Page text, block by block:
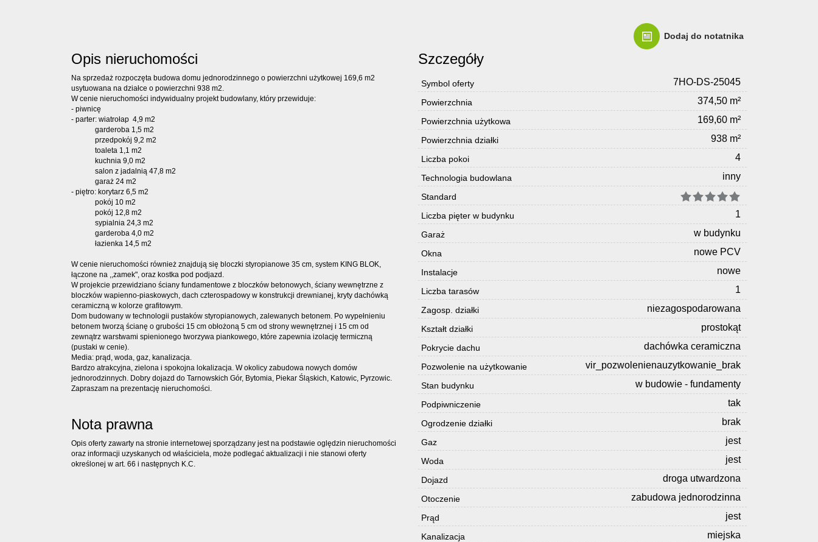
Dodaj do notatnika
Opis nieruchomości
Na sprzedaż rozpoczęta budowa domu jednorodzinnego o powierzchni użytkowej 169,6 m2
usytuowana na działce o powierzchni 938 m2.
W cenie nieruchomości indywidualny projekt budowlany, który przewiduje:
- piwnicę
- parter: wiatrołap 4,9 m2
garderoba 1,5 m2
przedpokój 9,2 m2
toaleta 1,1 m2
kuchnia 9,0 m2
salon z jadalnią 47,8 m2
garaż 24 m2
- piętro: korytarz 6,5 m2
pokój 10 m2
pokój 12,8 m2
sypialnia 24,3 m2
garderoba 4,0 m2
łazienka 14,5 m2
W cenie nieruchomości również znajdują się bloczki styropianowe 35 cm, system KING BLOK,
łączone na ,,zamek", oraz kostka pod podjazd.
W projekcie przewidziano ściany fundamentowe z bloczków betonowych, ściany wewnętrzne z
bloczków wapienno-piaskowych, dach czterospadowy w konstrukcji drewnianej, kryty dachówką
ceramiczną w kolorze grafitowym.
Dom budowany w technologii pustaków styropianowych, zalewanych betonem. Po wypełnieniu
betonem tworzą ścianę o grubości 15 cm obłożoną 5 cm od strony wewnętrznej i 15 cm od
zewnątrz warstwami spienionego tworzywa piankowego, które zapewnia izolację termiczną
(pustaki w cenie).
Media: prąd, woda, gaz, kanalizacja.
Bardzo atrakcyjna, zielona i spokojna lokalizacja. W okolicy zabudowa nowych domów
jednorodzinnych. Dobry dojazd do Tarnowskich Gór, Bytomia, Piekar Śląskich, Katowic, Pyrzowic.
Zapraszam na prezentację nieruchomości.
Nota prawna
Opis oferty zawarty na stronie internetowej sporządzany jest na podstawie oględzin nieruchomości
oraz informacji uzyskanych od właściciela, może podlegać aktualizacji i nie stanowi oferty
określonej w art. 66 i następnych K.C.
Szczegóły
Symbol oferty 7HO-DS-25045
Powierzchnia 374,50 m²
Powierzchnia użytkowa 169,60 m²
Powierzchnia działki 938 m²
Liczba pokoi 4
Technologia budowlana inny
Standard
Liczba pięter w budynku
1
Garaż w budynku
Okna nowe PCV
Instalacje nowe
Liczba tarasów 1
Zagosp. działki niezagospodarowana
Kształt działki prostokąt
Pokrycie dachu dachówka ceramiczna
Pozwolenie na użytkowanie vir_pozwolenienauzytkowanie_brak
Stan budynku w budowie - fundamenty
Podpiwniczenie tak
Ogrodzenie działki brak
Gaz jest
Woda jest
Dojazd droga utwardzona
Otoczenie zabudowa jednorodzinna
Prąd jest
Kanalizacja miejska